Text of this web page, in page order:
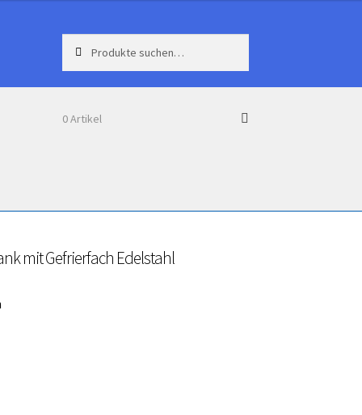
nach:
0 Artikel
mit Gefrierfach Edelstahl